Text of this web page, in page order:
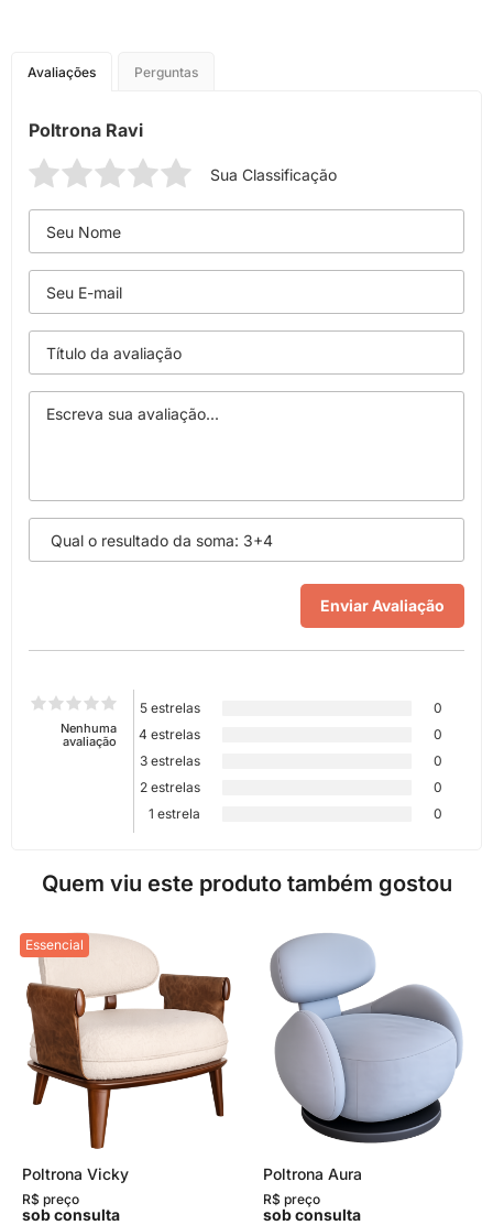
Avaliações Perguntas
Poltrona Ravi
Sua Classificação
Nenhuma
avaliação
5 estrelas
0
4 estrelas
0
3 estrelas
0
2 estrelas
0
1 estrela
0
Quem viu este produto também gostou
Essencial
Poltrona Vicky
R$ preço
sob consulta
Poltrona Aura
R$ preço
sob consulta